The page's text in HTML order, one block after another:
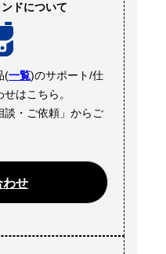
ドについて
(一覧)のサポート/仕
はこちら。
・ご依頼」からご
わせ